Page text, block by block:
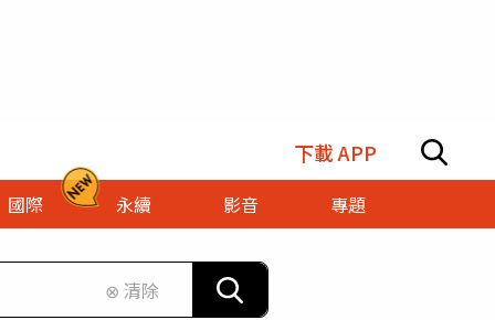
下載 APP
國際 永續 影音
專題
⊗ 清除